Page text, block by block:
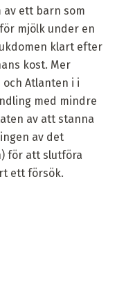
ett barn som
mjölk under en
klart efter
kost. Mer
Atlanten i i
med mindre
av att stanna
av det
för att slutföra
ett försök.